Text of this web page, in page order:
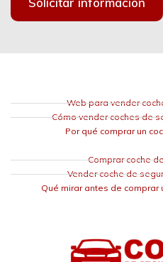
Web para vender
Cómo vender coches de
Por qué comprar un
Comprar coche
Vender coche de
Qué mirar antes de comprar